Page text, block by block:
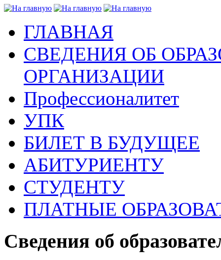
ГЛАВНАЯ
СВЕДЕНИЯ ОБ
ОРГАНИЗАЦИИ
Профессионалитет
УПК
БИЛЕТ В БУДУЩЕЕ
АБИТУРИЕНТУ
СТУДЕНТУ
ПЛАТНЫЕ
Сведения об